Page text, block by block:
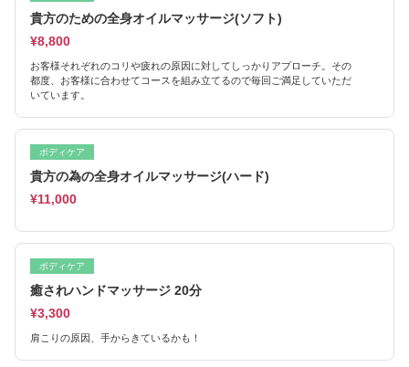
貴方のための全身オイルマッサージ(ソフト)
¥8,800
お客様それぞれのコリや疲れの原因に対してしっかりアプローチ。その
都度、お客様に合わせてコースを組み立てるので毎回ご満足していただ
いています。
ボディケア
貴方の為の全身オイルマッサージ(ハード)
¥11,000
ボディケア
癒されハンドマッサージ 20分
¥3,300
肩こりの原因、手からきているかも！